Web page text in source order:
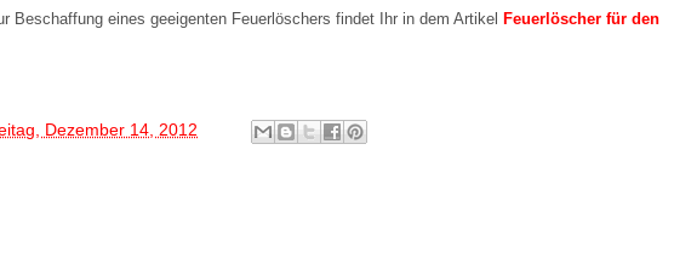
Beschaffung eines geeigenten Feuerlöschers findet Ihr in dem Artikel Feuerlöscher für den
Dezember 14, 2012